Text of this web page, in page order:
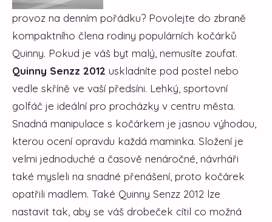
provoz na denním pořádku? Povolejte do zbraně
kompaktního člena rodiny populárních kočárků
Quinny. Pokud je váš byt malý, nemusíte zoufat.
Quinny Senzz 2012 uskladníte pod postel nebo
vedle skříně ve vaší předsíni. Lehký, sportovní
golfáč je ideální pro procházky v centru města.
Snadná manipulace s kočárkem je jasnou výhodou,
kterou ocení opravdu každá maminka. Složení je
velmi jednoduché a časově nenáročné, návrháři
také mysleli na snadné přenášení, proto kočárek
opatřili madlem. Také Quinny Senzz 2012 lze
nastavit tak, aby se váš drobeček cítil co možná